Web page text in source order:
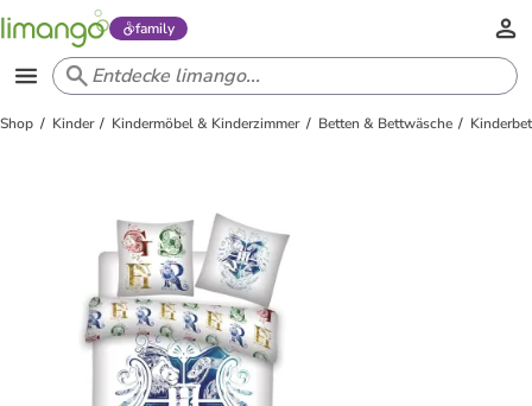
family
Shop Kinder Kindermöbel & Kinderzimmer Betten & Bettwäsche